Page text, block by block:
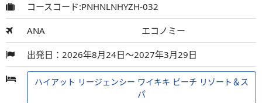
コースコード:PNHNLNHYZH-032
ANA エコノミー
出発日：2026年8月24日～2027年3月29日
ハイアット リージェンシー ワイキキ ビーチ リゾート＆ス
パ